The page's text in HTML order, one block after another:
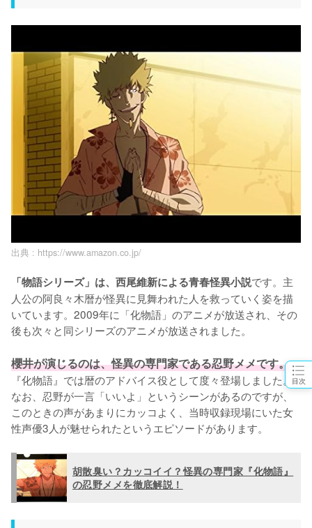
目次
出典 : https://www.amazon.co.jp/
「物語シリーズ」は、西尾維新による青春怪異小説です。主
人公の阿良々木暦が怪異に見舞われた人を救っていく姿を描
いています。2009年に「化物語」のアニメが放送され、その
後も次々と同シリーズのアニメが放送されました。
櫻井が演じるのは、怪異の専門家である忍野メメです。
『化物語』では暦のアドバイス役として度々登場しました。
なお、忍野が一言「いいよ」というシーンがあるのですが、
このときの声があまりにカッコよく、当時収録現場にいた女
性声優3人が魅せられたというエピソードがあります。
胡散臭い？カッコイイ？怪異の専門家『化物語』
の忍野メメを徹底解説！